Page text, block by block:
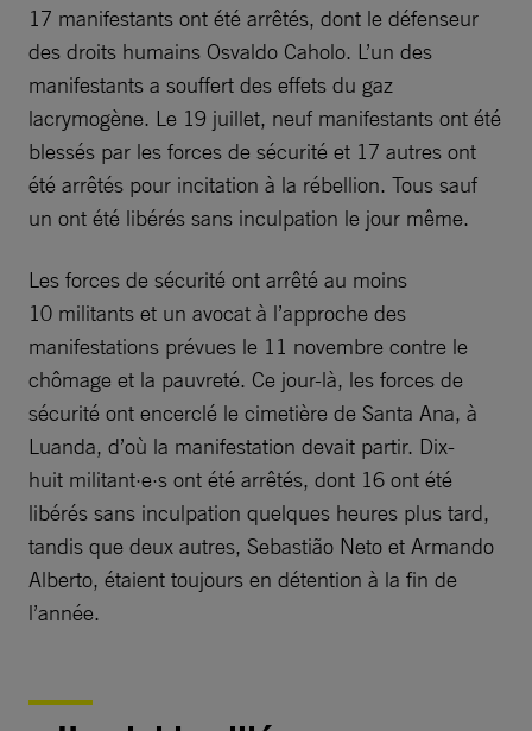
17 manifestants ont été arrêtés, dont le défenseur
des droits humains Osvaldo Caholo. L’un des
manifestants a souffert des effets du gaz
lacrymogène. Le 19 juillet, neuf manifestants ont été
blessés par les forces de sécurité et 17 autres ont
été arrêtés pour incitation à la rébellion. Tous sauf
un ont été libérés sans inculpation le jour même.
Les forces de sécurité ont arrêté au moins
10 militants et un avocat à l’approche des
manifestations prévues le 11 novembre contre le
chômage et la pauvreté. Ce jour-là, les forces de
sécurité ont encerclé le cimetière de Santa Ana, à
Luanda, d’où la manifestation devait partir. Dix-
huit militant·e·s ont été arrêtés, dont 16 ont été
libérés sans inculpation quelques heures plus tard,
tandis que deux autres, Sebastião Neto et Armando
Alberto, étaient toujours en détention à la fin de
l’année.